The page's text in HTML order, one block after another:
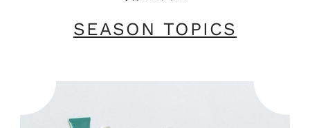
SEASON TOPICS